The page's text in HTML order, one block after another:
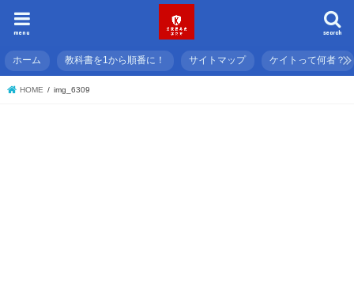
search
menu
ホーム 教科書を1から順番に！ サイトマップ ケイトって何者？
HOME img_6309